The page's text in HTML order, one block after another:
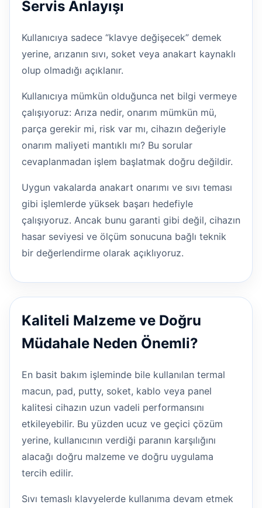
Servis Anlayışı
Kullanıcıya sadece “klavye değişecek” demek
yerine, arızanın sıvı, soket veya anakart kaynaklı
olup olmadığı açıklanır.
Kullanıcıya mümkün olduğunca net bilgi vermeye
çalışıyoruz: Arıza nedir, onarım mümkün mü,
parça gerekir mi, risk var mı, cihazın değeriyle
onarım maliyeti mantıklı mı? Bu sorular
cevaplanmadan işlem başlatmak doğru değildir.
Uygun vakalarda anakart onarımı ve sıvı teması
gibi işlemlerde yüksek başarı hedefiyle
çalışıyoruz. Ancak bunu garanti gibi değil, cihazın
hasar seviyesi ve ölçüm sonucuna bağlı teknik
bir değerlendirme olarak açıklıyoruz.
Kaliteli Malzeme ve Doğru
Müdahale Neden Önemli?
En basit bakım işleminde bile kullanılan termal
macun, pad, putty, soket, kablo veya panel
kalitesi cihazın uzun vadeli performansını
etkileyebilir. Bu yüzden ucuz ve geçici çözüm
yerine, kullanıcının verdiği paranın karşılığını
alacağı doğru malzeme ve doğru uygulama
tercih edilir.
Sıvı temaslı klavyelerde kullanıma devam etmek